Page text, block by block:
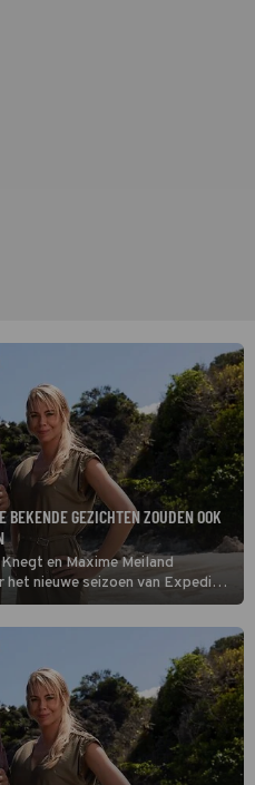
BEKENDE GEZICHTEN ZOUDEN OOK
en Maxime Meiland
nieuwe seizoen van Expeditie
een reeks nieuwe namen. Dat
pagina.